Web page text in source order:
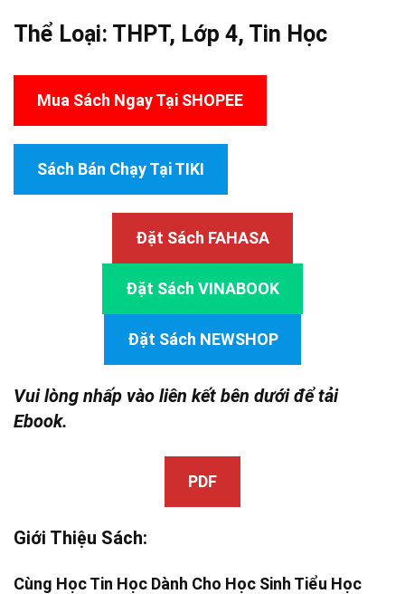
Thể Loại: THPT, Lớp 4, Tin Học
Mua Sách Ngay Tại SHOPEE
Sách Bán Chạy Tại TIKI
Đặt Sách FAHASA
Đặt Sách VINABOOK
Đặt Sách NEWSHOP
Vui lòng nhấp vào liên kết bên dưới để tải
Ebook.
PDF
Giới Thiệu Sách:
Cùng Học Tin Học Dành Cho Học Sinh Tiểu Học